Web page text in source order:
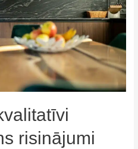
risinājumi